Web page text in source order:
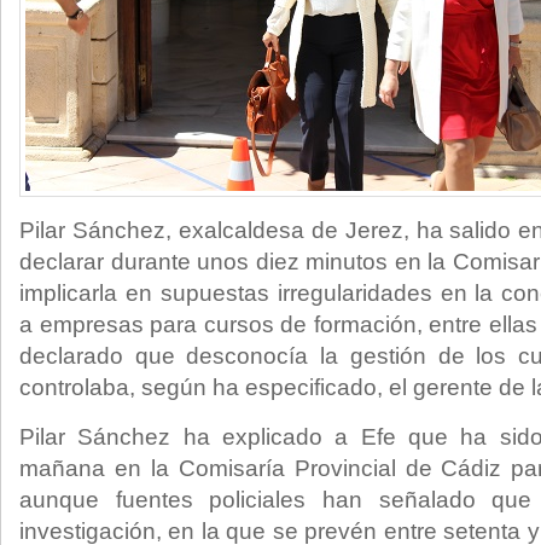
Pilar Sánchez, exalcaldesa de Jerez, ha salido
declarar durante unos diez minutos en la
implicarla en supuestas irregularidades en la
a empresas para cursos de formación, entre
declarado que desconocía la gestión de los
controlaba, según ha especificado, el gerente de
Pilar Sánchez ha explicado a Efe que ha
mañana en la Comisaría Provincial de Cádiz
aunque fuentes policiales han señalado
investigación, en la que se prevén entre setenta